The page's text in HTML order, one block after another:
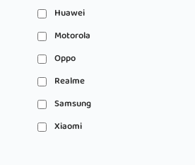
Huawei
Motorola
Oppo
Realme
Samsung
Xiaomi